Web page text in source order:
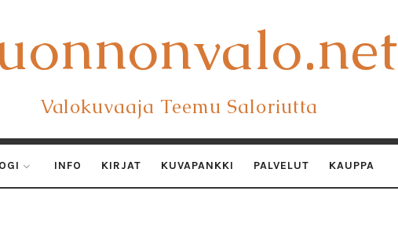
Valokuvaaja Teemu Saloriutta
INFO KIRJAT KUVAPANKKI PALVELUT KAUPPA